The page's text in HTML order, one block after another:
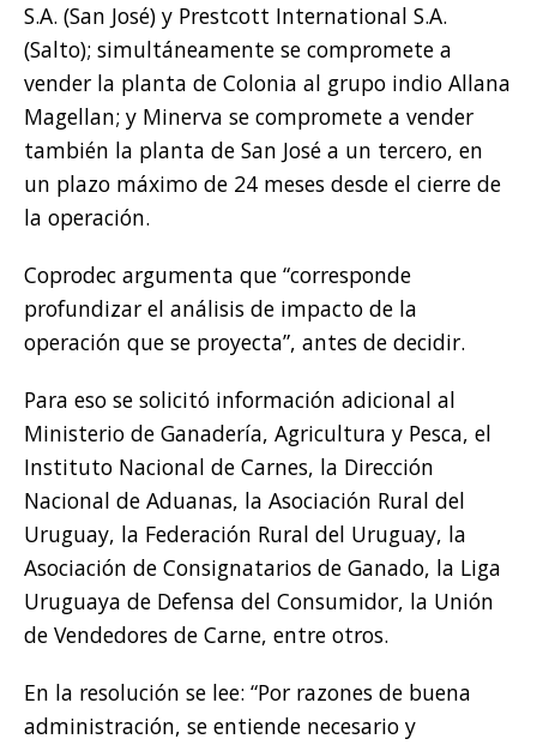
S.A. (San José) y Prestcott International S.A.
(Salto); simultáneamente se compromete a
vender la planta de Colonia al grupo indio Allana
Magellan; y Minerva se compromete a vender
también la planta de San José a un tercero, en
un plazo máximo de 24 meses desde el cierre de
la operación.
Coprodec argumenta que “corresponde
profundizar el análisis de impacto de la
operación que se proyecta”, antes de decidir.
Para eso se solicitó información adicional al
Ministerio de Ganadería, Agricultura y Pesca, el
Instituto Nacional de Carnes, la Dirección
Nacional de Aduanas, la Asociación Rural del
Uruguay, la Federación Rural del Uruguay, la
Asociación de Consignatarios de Ganado, la Liga
Uruguaya de Defensa del Consumidor, la Unión
de Vendedores de Carne, entre otros.
En la resolución se lee: “Por razones de buena
administración, se entiende necesario y